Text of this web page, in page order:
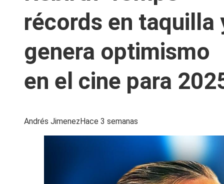
récords en taquilla
genera optimismo
en el cine para
Andrés Jimenez Hace 3 semanas